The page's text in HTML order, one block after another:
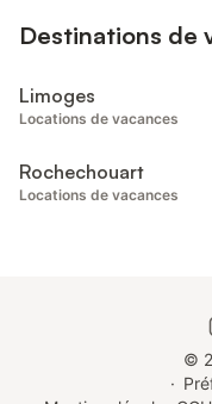
Destinations de
Limoges
Locations de vacances
Rochechouart
Locations de vacances
©
·